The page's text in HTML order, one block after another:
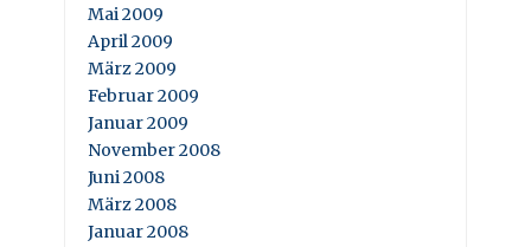
Mai 2009
April 2009
März 2009
Februar 2009
Januar 2009
November 2008
Juni 2008
März 2008
Januar 2008